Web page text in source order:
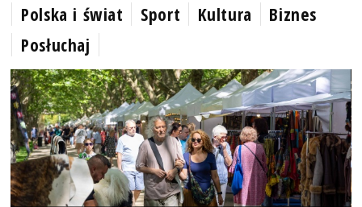
Polska i świat
Sport Kultura
Biznes
Posłuchaj